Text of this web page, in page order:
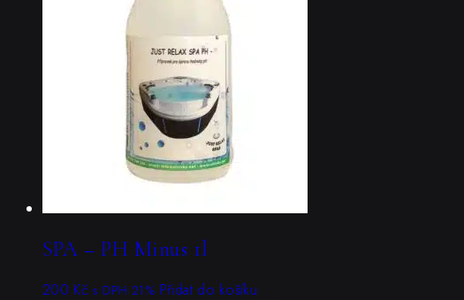
SPA – PH Minus 1l
200 Kč s DPH 21% Přidat do košíku